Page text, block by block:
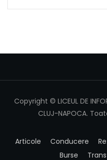
Copyright © LICEUL DE
CLUJ-NAPOCA.
Articole Conducere
Burse